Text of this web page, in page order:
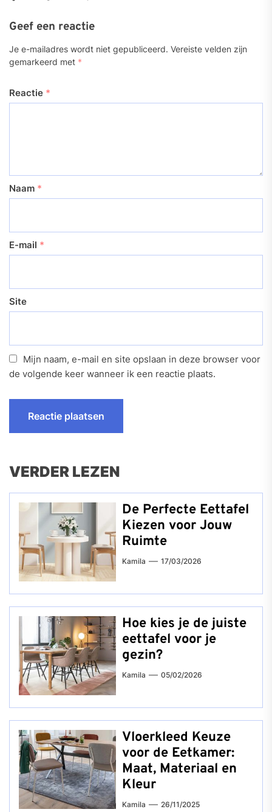
Geef een reactie
Je e-mailadres wordt niet gepubliceerd. Vereiste velden zijn
gemarkeerd met *
Reactie *
Naam *
E-mail *
Site
Mijn naam, e-mail en site opslaan in deze browser voor
de volgende keer wanneer ik een reactie plaats.
VERDER LEZEN
De Perfecte Eettafel
Kiezen voor Jouw
Ruimte
Kamila 17/03/2026
Hoe kies je de juiste
eettafel voor je
gezin?
Kamila 05/02/2026
Vloerkleed Keuze
voor de Eetkamer:
Maat, Materiaal en
Kleur
Kamila 26/11/2025